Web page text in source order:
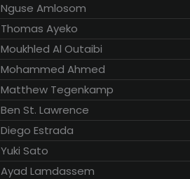
Nguse Amlosom
Thomas Ayeko
Moukhled Al Outaibi
Mohammed Ahmed
Matthew Tegenkamp
Ben St. Lawrence
Diego Estrada
Yuki Sato
Ayad Lamdassem